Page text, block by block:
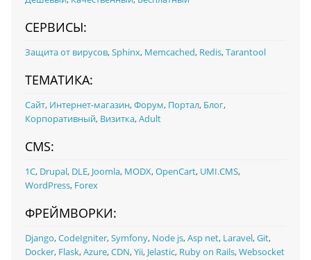
СЕРВИСЫ:
Защита от вирусов,Sphinx, Memcached, Redis,Tarantool
ТЕМАТИКА:
Сайт, Интернет-магазин,Форум, Портал, Блог,
Корпоративный, Визитка,Adult
CMS:
1С, Drupal, DLE, Joomla, MODX,OpenCart, UMI.CMS,
WordPress, Forex
ФРЕЙМВОРКИ:
Django,CodeIgniter,Symfony, Node js,Asp net, Laravel,Git,
Docker, Flask,Azure,CDN,Yii, Jelastic, Ruby on Rails,Websocket